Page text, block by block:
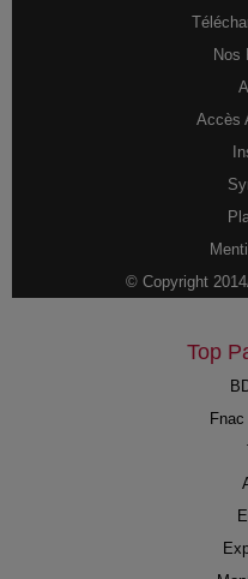
Nos
Accès
© Copyright
Top